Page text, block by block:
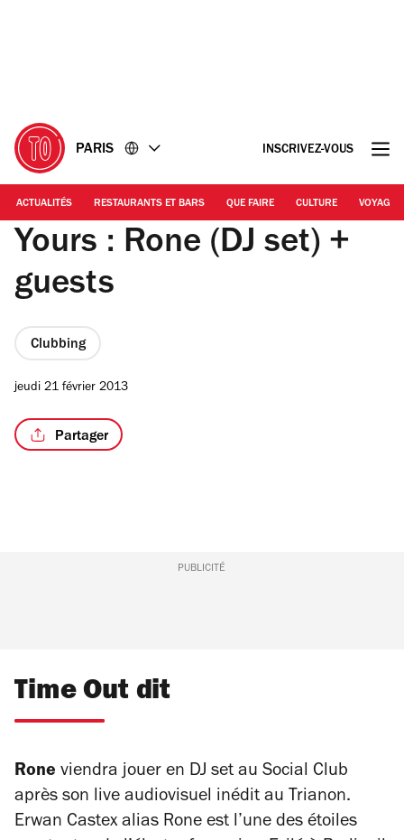
PARIS INSCRIVEZ-VOUS
ACTUALITÉS RESTAURANTS ET BARS QUE FAIRE CULTURE VOYAGE
Yours : Rone (DJ set) +
guests
Clubbing
jeudi 21 février 2013
Partager
PUBLICITÉ
Time Out dit
Rone viendra jouer en DJ set au Social Club
après son live audiovisuel inédit au Trianon.
Erwan Castex alias Rone est l’une des étoiles